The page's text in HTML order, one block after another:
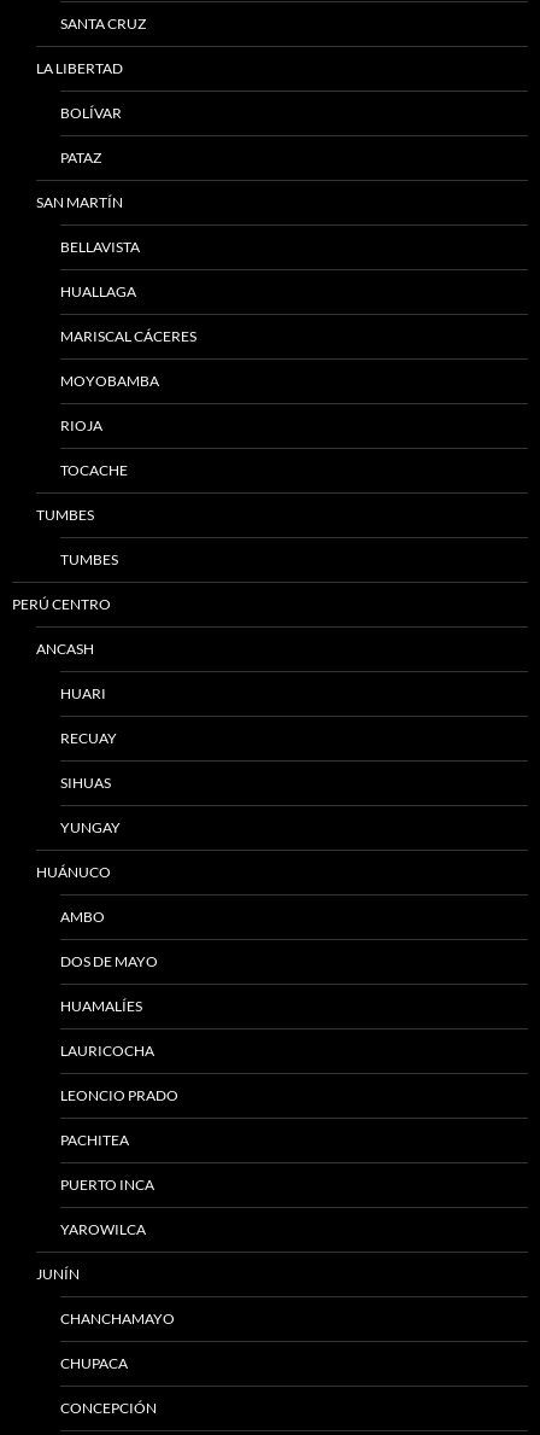
SANTA CRUZ
LA LIBERTAD
BOLÍVAR
PATAZ
SAN MARTÍN
BELLAVISTA
HUALLAGA
MARISCAL CÁCERES
MOYOBAMBA
RIOJA
TOCACHE
TUMBES
TUMBES
PERÚ CENTRO
ANCASH
HUARI
RECUAY
SIHUAS
YUNGAY
HUÁNUCO
AMBO
DOS DE MAYO
HUAMALÍES
LAURICOCHA
LEONCIO PRADO
PACHITEA
PUERTO INCA
YAROWILCA
JUNÍN
CHANCHAMAYO
CHUPACA
CONCEPCIÓN